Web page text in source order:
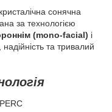
сонячна
за технологією
(mono-facial) і
та тривалий